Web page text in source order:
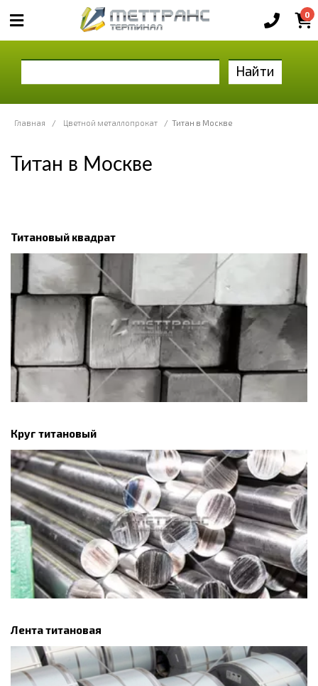
0
Найти
Главная / Цветной металлопрокат / Титан в Москве
Титан в Москве
Титановый квадрат
Круг титановый
Лента титановая